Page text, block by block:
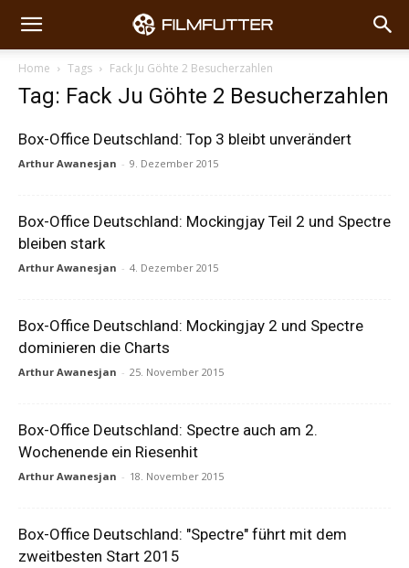
Home Tags Fack Ju Göhte 2 Besucherzahlen
Tag: Fack Ju Göhte 2 Besucherzahlen
Box-Office Deutschland: Top 3 bleibt unverändert
Arthur Awanesjan - 9. Dezember 2015
Box-Office Deutschland: Mockingjay Teil 2 und Spectre
bleiben stark
Arthur Awanesjan - 4. Dezember 2015
Box-Office Deutschland: Mockingjay 2 und Spectre
dominieren die Charts
Arthur Awanesjan - 25. November 2015
Box-Office Deutschland: Spectre auch am 2.
Wochenende ein Riesenhit
Arthur Awanesjan - 18. November 2015
Box-Office Deutschland: "Spectre" führt mit dem
zweitbesten Start 2015